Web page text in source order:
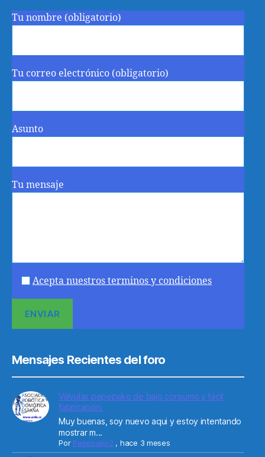
Tu nombre (obligatorio)
Tu correo electrónico (obligatorio)
Asunto
Tu mensaje
Acepta nuestros terminos y condiciones
Mensajes Recientes del foro
Válvulas pepepako de bajo consumo y fácil
fabricación.
Muy buenas, soy nuevo aqui y estoy intentando
mostrar m...
Por Pepepako2 , hace 3 meses